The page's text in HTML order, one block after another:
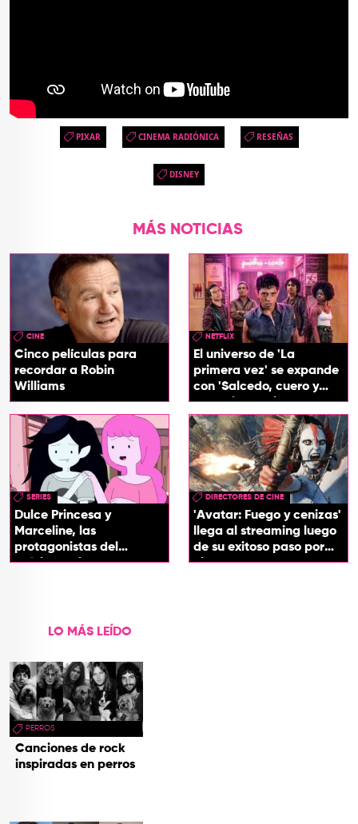
PIXAR CINEMA RADIÓNICA RESEÑAS
DISNEY
MÁS NOTICIAS
CINE
Cinco películas para
recordar a Robin
Williams
NETFLIX
El universo de 'La
primera vez' se expande
con 'Salcedo, cuero y
boogaloo', spin off
SERIES
Dulce Princesa y
Marceline, las
protagonistas del
próximo spin-off de 'Hora
DIRECTORES DE CINE
'Avatar: Fuego y cenizas'
llega al streaming luego
de su exitoso paso por
cines
LO MÁS LEÍDO
PERROS
Canciones de rock
inspiradas en perros